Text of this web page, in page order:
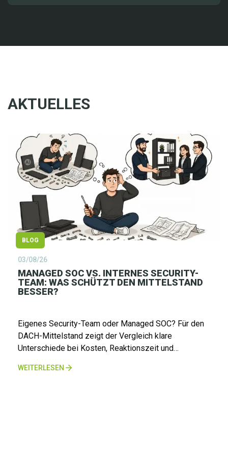
AKTUELLES
BLOG
03/08/26
MANAGED SOC VS. INTERNES SECURITY-
TEAM: WAS SCHÜTZT DEN MITTELSTAND
BESSER?
Eigenes Security-Team oder Managed SOC? Für den
DACH-Mittelstand zeigt der Vergleich klare
Unterschiede bei Kosten, Reaktionszeit und
heute kein Luxus mehr ist.
WEITERLESEN